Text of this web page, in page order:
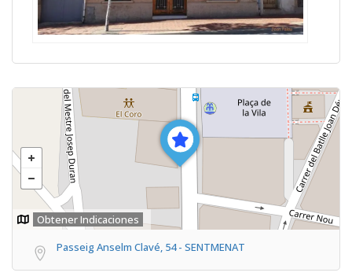
Obtener Indicaciones
Passeig Anselm Clavé, 54 - SENTMENAT